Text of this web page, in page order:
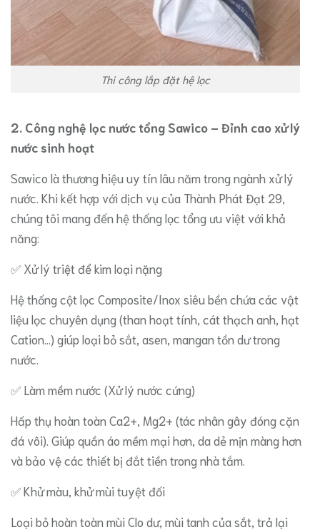
Thi công lắp đặt hệ lọc
​2. Công nghệ lọc nước tổng Sawico – Đỉnh cao xử lý
nước sinh hoạt
​Sawico là thương hiệu uy tín lâu năm trong ngành xử lý
nước. Khi kết hợp với dịch vụ của Thành Phát Đạt 29,
chúng tôi mang đến hệ thống lọc tổng ưu việt với khả
năng:
​✅ Xử lý triệt để kim loại nặng
​Hệ thống cột lọc Composite/Inox siêu bền chứa các vật
liệu lọc chuyên dụng (than hoạt tính, cát thạch anh, hạt
Cation…) giúp loại bỏ sắt, asen, mangan tồn dư trong
nước.
​✅ Làm mềm nước (Xử lý nước cứng)
​Hấp thụ hoàn toàn Ca2+, Mg2+ (tác nhân gây đóng cặn
đá vôi). Giúp quần áo mềm mại hơn, da dẻ mịn màng hơn
và bảo vệ các thiết bị đắt tiền trong nhà tắm.
​✅ Khử màu, khử mùi tuyệt đối
​Loại bỏ hoàn toàn mùi Clo dư, mùi tanh của sắt, trả lại